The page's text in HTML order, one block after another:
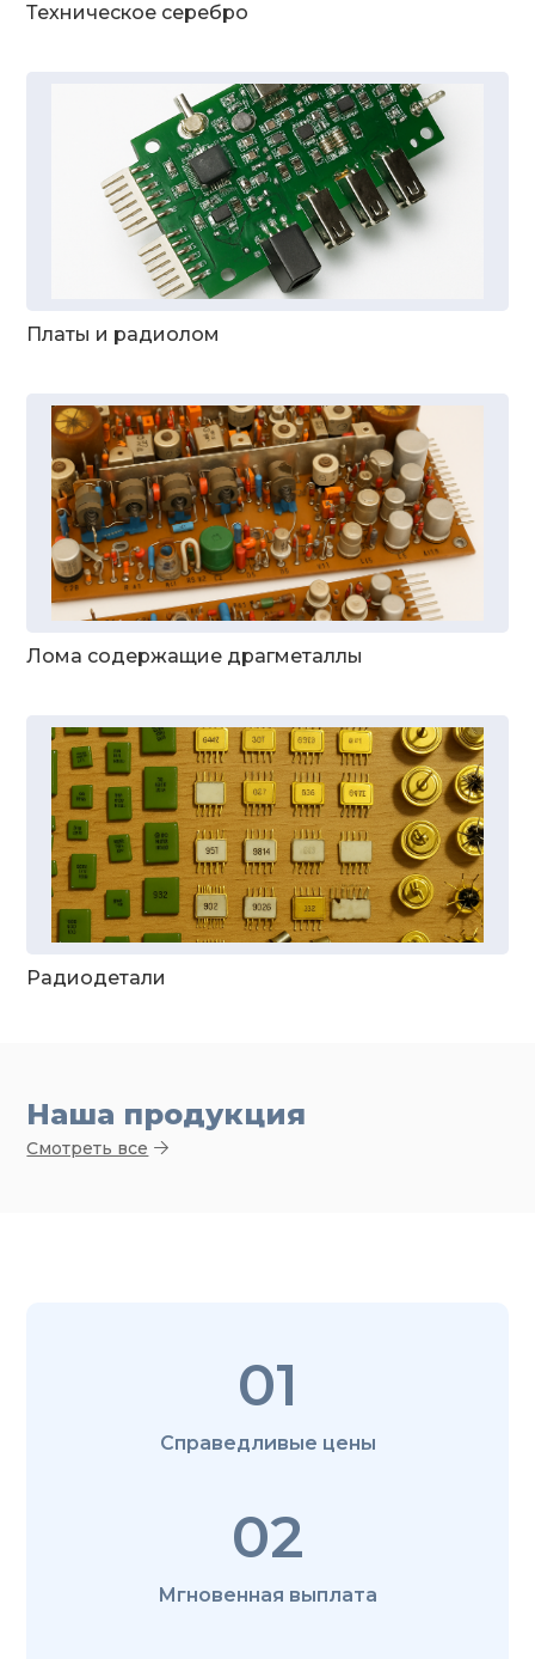
Техническое серебро
Платы и радиолом
Лома содержащие драгметаллы
Радиодетали
Наша продукция
Смотреть все
01
Справедливые цены
02
Мгновенная выплата